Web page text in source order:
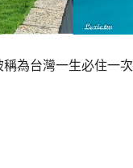
為台灣一生必住一